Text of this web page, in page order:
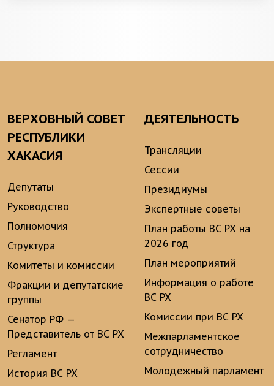
ВЕРХОВНЫЙ СОВЕТ
РЕСПУБЛИКИ
ХАКАСИЯ
Депутаты
Руководство
Полномочия
Структура
Комитеты и комиссии
Фракции и депутатские
группы
Сенатор РФ —
Представитель от ВС РХ
Регламент
История ВС РХ
ДЕЯТЕЛЬНОСТЬ
Трансляции
Сессии
Президиумы
Экспертные советы
План работы ВС РХ на
2026 год
План мероприятий
Информация о работе
ВС РХ
Комиссии при ВС РХ
Межпарламентское
сотрудничество
Молодежный парламент